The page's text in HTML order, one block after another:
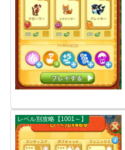
レベル別攻略【1001～】